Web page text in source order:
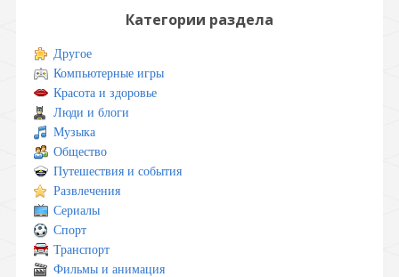
Категории раздела
Другое
Компьютерные игры
Красота и здоровье
Люди и блоги
Музыка
Общество
Путешествия и события
Развлечения
Сериалы
Спорт
Транспорт
Фильмы и анимация